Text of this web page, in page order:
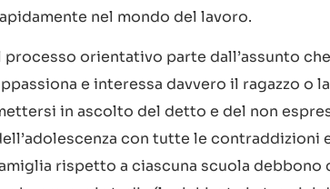
nel mondo del lavoro.
processo orientativo parte dall’assunto
e interessa davvero il ragazzo o
in ascolto del detto e del non
con tutte le contraddizioni
rispetto a ciascuna scuola debbono